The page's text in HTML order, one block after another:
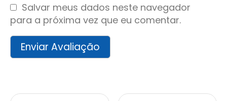
Salvar meus dados neste navegador
para a próxima vez que eu comentar.